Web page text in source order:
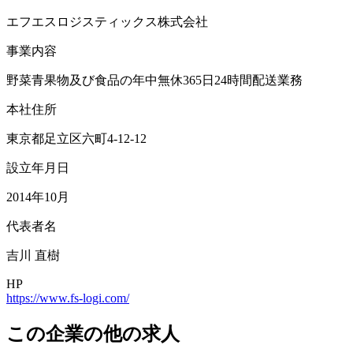
エフエスロジスティックス株式会社
事業内容
野菜青果物及び食品の年中無休365日24時間配送業務
本社住所
東京都足立区六町4-12-12
設立年月日
2014年10月
代表者名
吉川 直樹
HP
https://www.fs-logi.com/
この企業の他の求人